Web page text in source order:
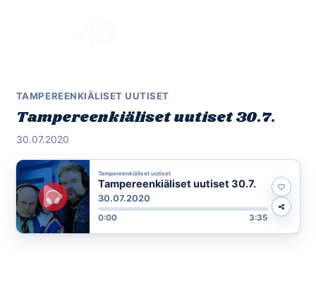
TAMPEREENKIÄLISET UUTISET
Tampereenkiäliset uutiset 30.7.
30.07.2020
Tampereenkiäliset uutiset
Tampereenkiäliset uutiset 30.7.
30.07.2020
0:00 3:35